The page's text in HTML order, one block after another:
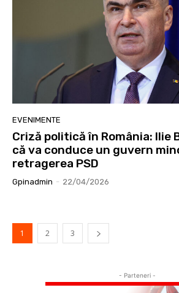
EVENIMENTE
Criză politică în România: Ilie
că va conduce un guvern
retragerea PSD
Gpinadmin - 22/04/2026
1 2 3
- Parteneri -